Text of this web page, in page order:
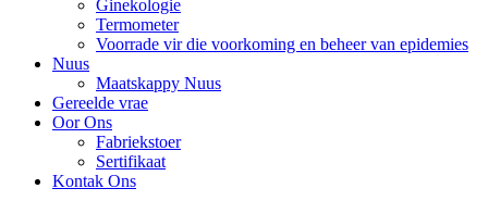
Ginekologie
Termometer
Voorrade vir die voorkoming en beheer van epidemies
Nuus
Maatskappy Nuus
Gereelde vrae
Oor Ons
Fabriekstoer
Sertifikaat
Kontak Ons